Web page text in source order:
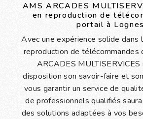
AMS ARCADES
en reproduction de
portail à Lognes
Avec une expérience solide dans
reproduction de télécommandes
ARCADES
disposition son savoir-faire et
vous garantir un service de
de professionnels qualifiés
des solutions adaptées à vos